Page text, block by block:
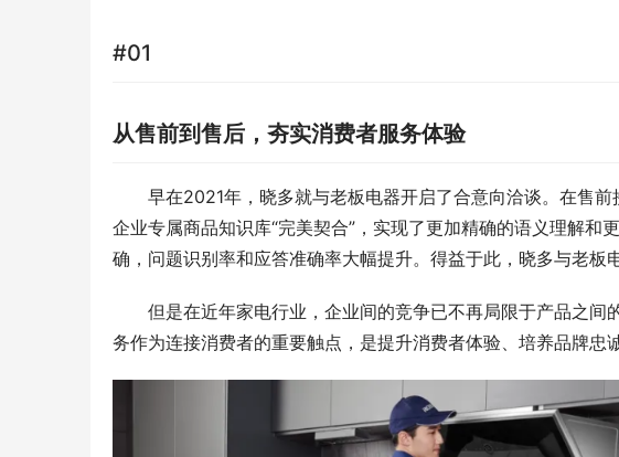
#01
从售前到售后，夯实消费者服务体验
早在2021年，晓多就与老板电器开启了合意向洽谈。在售
企业专属商品知识库“完美契合”，实现了更加精确的语义理解和
确，问题识别率和应答准确率大幅提升。得益于此，晓多与老板
但是在近年家电行业，企业间的竞争已不再局限于产品之
务作为连接消费者的重要触点，是提升消费者体验、培养品牌忠